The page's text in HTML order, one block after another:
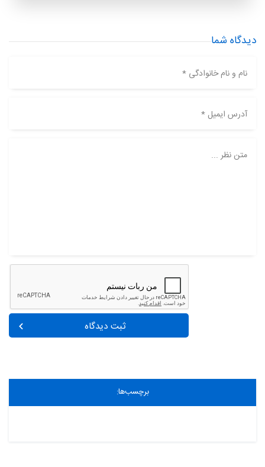
دیدگاه شما
نام و نام خانوادگی *
آدرس ایمیل *
متن نظر ...
ثبت دیدگاه
برچسب‌ها: